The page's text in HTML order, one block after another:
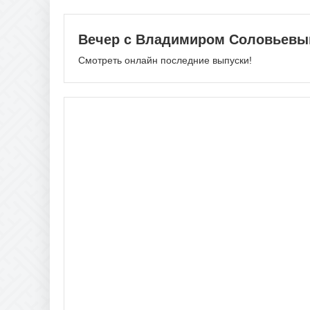
Вечер с Владимиром
Смотреть онлайн последние выпуски!